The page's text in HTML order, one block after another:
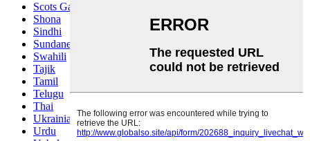
Scots Gaelic
Shona
Sindhi
Sundanese
Swahili
Tajik
Tamil
Telugu
Thai
Ukrainian
Urdu